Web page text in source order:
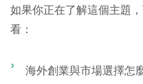
如果你正在了解這個主題
看：
海外創業與市場選擇怎